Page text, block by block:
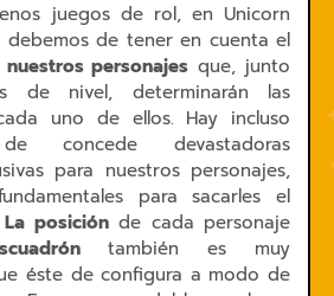
juegos de rol, en Unicorn
debemos de tener en cuenta el
personajes que, junto
de nivel, determinarán las
uno de ellos. Hay incluso
concede devastadoras
para nuestros personajes,
para sacarles el
La posiciónde cada personaje
también es muy
éste de configura a modo de